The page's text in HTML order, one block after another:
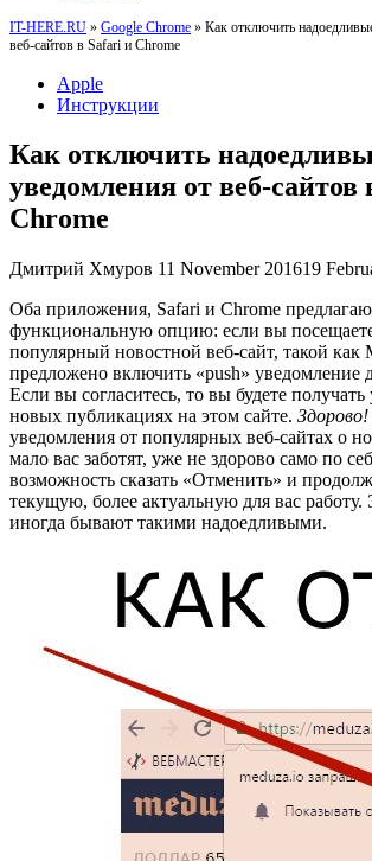
IT-HERE.RU » Google Chrome » Как отключить
веб-сайтов в Safari и Chrome
Apple
Инструкции
Как отключить
уведомления от веб-сайтов
Chrome
Дмитрий Хмуров 11 November 201619
Оба приложения, Safari и Chrome
функциональную опцию: если вы
популярный новостной веб-сайт, такой как
предложено включить «push» уведомление
Если вы согласитесь, то вы будете
новых публикациях на этом сайте. Здорово!
уведомления от популярных веб-сайтах о
мало вас заботят, уже не здорово само по
возможность сказать «Отменить» и
текущую, более актуальную для вас
иногда бывают такими надоедливыми.